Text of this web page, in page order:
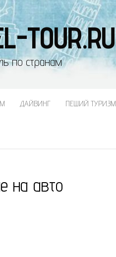
TOUR.RU
по странам
ДАЙВИНГ ПЕШИЙ ТУРИЗМ
на авто